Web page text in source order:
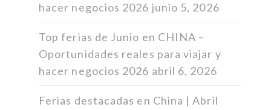
hacer negocios 2026 junio 5, 2026
Top ferias de Junio en CHINA –
Oportunidades reales para viajar y
hacer negocios 2026 abril 6, 2026
Ferias destacadas en China | Abril